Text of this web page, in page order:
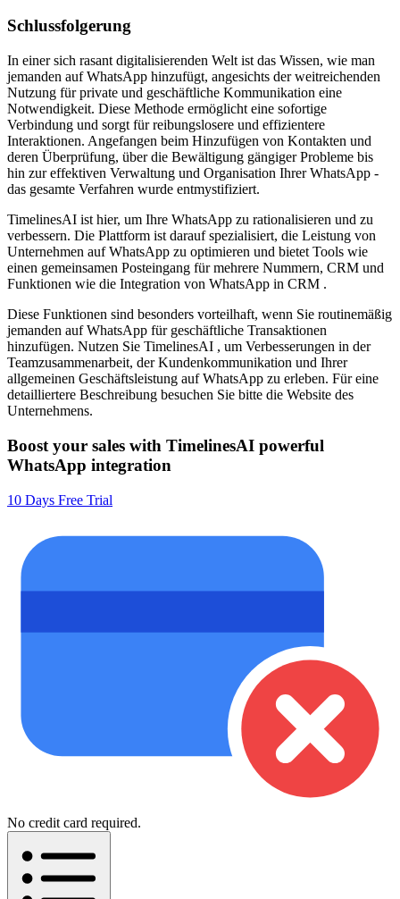
Schlussfolgerung
In einer sich rasant digitalisierenden Welt ist das Wissen, wie man
jemanden auf WhatsApp hinzufügt, angesichts der weitreichenden
Nutzung für private und geschäftliche Kommunikation eine
Notwendigkeit. Diese Methode ermöglicht eine sofortige
Verbindung und sorgt für reibungslosere und effizientere
Interaktionen. Angefangen beim Hinzufügen von Kontakten und
deren Überprüfung, über die Bewältigung gängiger Probleme bis
hin zur effektiven Verwaltung und Organisation Ihrer WhatsApp -
das gesamte Verfahren wurde entmystifiziert.
TimelinesAI ist hier, um Ihre WhatsApp zu rationalisieren und zu
verbessern. Die Plattform ist darauf spezialisiert, die Leistung von
Unternehmen auf WhatsApp zu optimieren und bietet Tools wie
einen gemeinsamen Posteingang für mehrere Nummern, CRM und
Funktionen wie die Integration von WhatsApp in CRM .
Diese Funktionen sind besonders vorteilhaft, wenn Sie routinemäßig
jemanden auf WhatsApp für geschäftliche Transaktionen
hinzufügen. Nutzen Sie TimelinesAI , um Verbesserungen in der
Teamzusammenarbeit, der Kundenkommunikation und Ihrer
allgemeinen Geschäftsleistung auf WhatsApp zu erleben. Für eine
detailliertere Beschreibung besuchen Sie bitte die Website des
Unternehmens.
Boost your sales with TimelinesAI powerful
WhatsApp integration
10 Days Free Trial
No credit card required.